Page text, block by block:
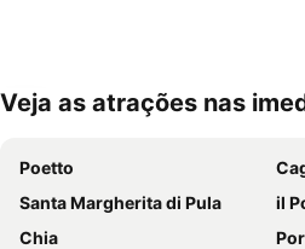
Ampliar mapa
Veja as atrações nas
Poetto
Santa Margherita di Pula
il
Chia